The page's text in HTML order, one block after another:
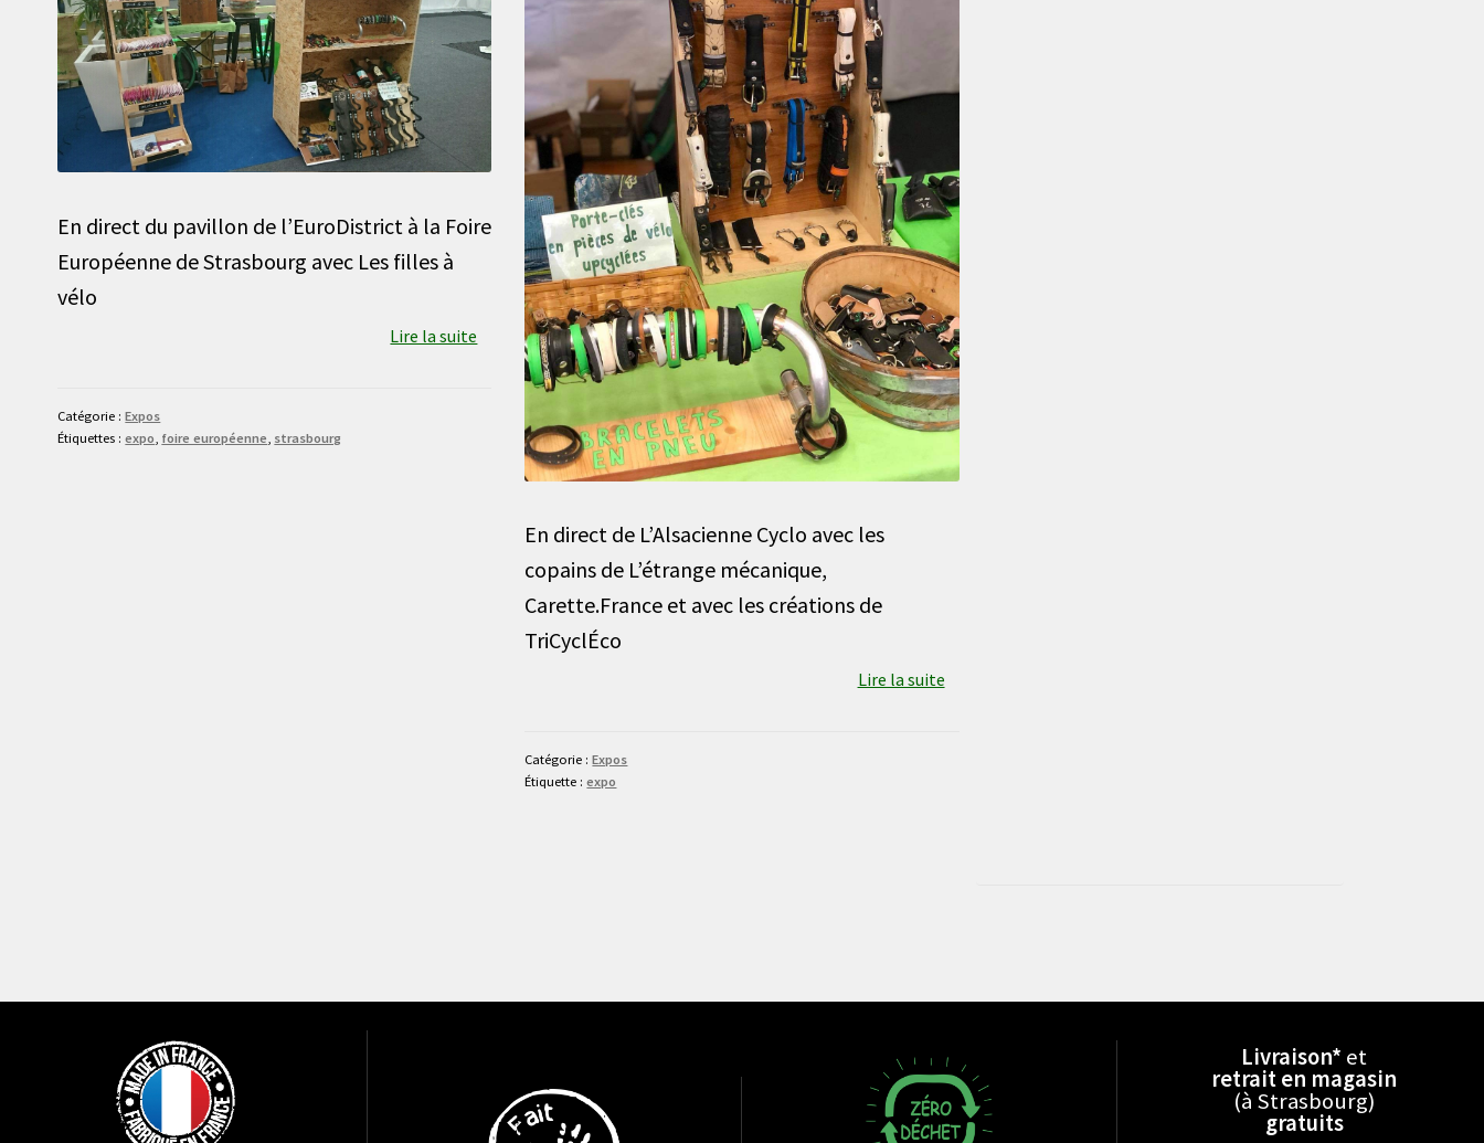
En direct du pavillon de l’EuroDistrict à la Foire
Européenne de Strasbourg avec Les filles à
vélo
Lire la suite
Catégorie :Expos
Étiquettes :expo foire européenne strasbourg
En direct de L’Alsacienne Cyclo avec les
copains de L’étrange mécanique,
Carette.France et avec les créations de
TriCyclÉco
Lire la suite
Catégorie :Expos
Étiquette :expo
Livraison* et
retrait en magasin
(à Strasbourg)
gratuits